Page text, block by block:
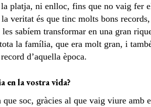
platja, ni enlloc, fins que no vaig fer
veritat és que tinc molts bons
sabíem transformar en una gran
la família, que era molt gran, i
d’aquella època.
en la vostra vida?
soc, gràcies al que vaig viure amb